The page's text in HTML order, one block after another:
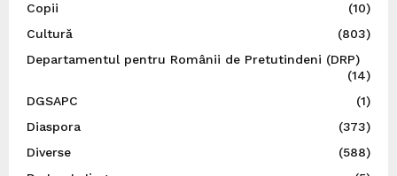
Copii
(10)
Cultură
(803)
Departamentul pentru Românii de Pretutindeni (DRP)
(14)
DGSAPC
(1)
Diaspora
(373)
Diverse
(588)